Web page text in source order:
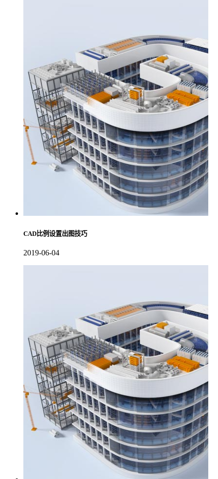
CAD比例设置出图技巧
2019-06-04